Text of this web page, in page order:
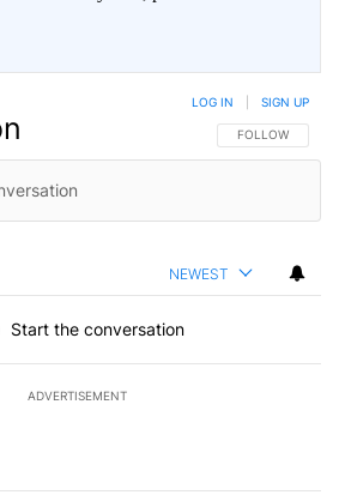
FOLLOW THIS
FOLLOW
LOG IN SIGN UP
NEWEST
Start the conversation
ADVERTISEMENT